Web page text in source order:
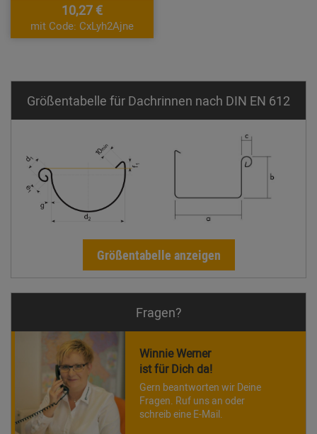
10,27 €
mit Code: CxLyh2Ajne
Größentabelle für Dachrinnen nach DIN EN 612
Größentabelle anzeigen
Fragen?
Winnie Werner
ist für Dich da!
Gern beantworten wir Deine
Fragen. Ruf uns an oder
schreib eine E-Mail.